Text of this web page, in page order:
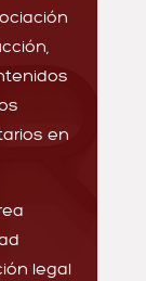
en
legal